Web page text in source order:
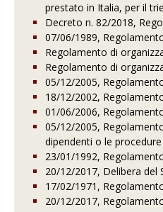
prestato in Italia, per il
Decreto n. 82/2018,
07/06/1989,
Regolamento di
Regolamento di
05/12/2005,
18/12/2002,
01/06/2006,
05/12/2005,
dipendenti o le
23/01/1992,
20/12/2017, Delibera del
17/02/1971,
20/12/2017,